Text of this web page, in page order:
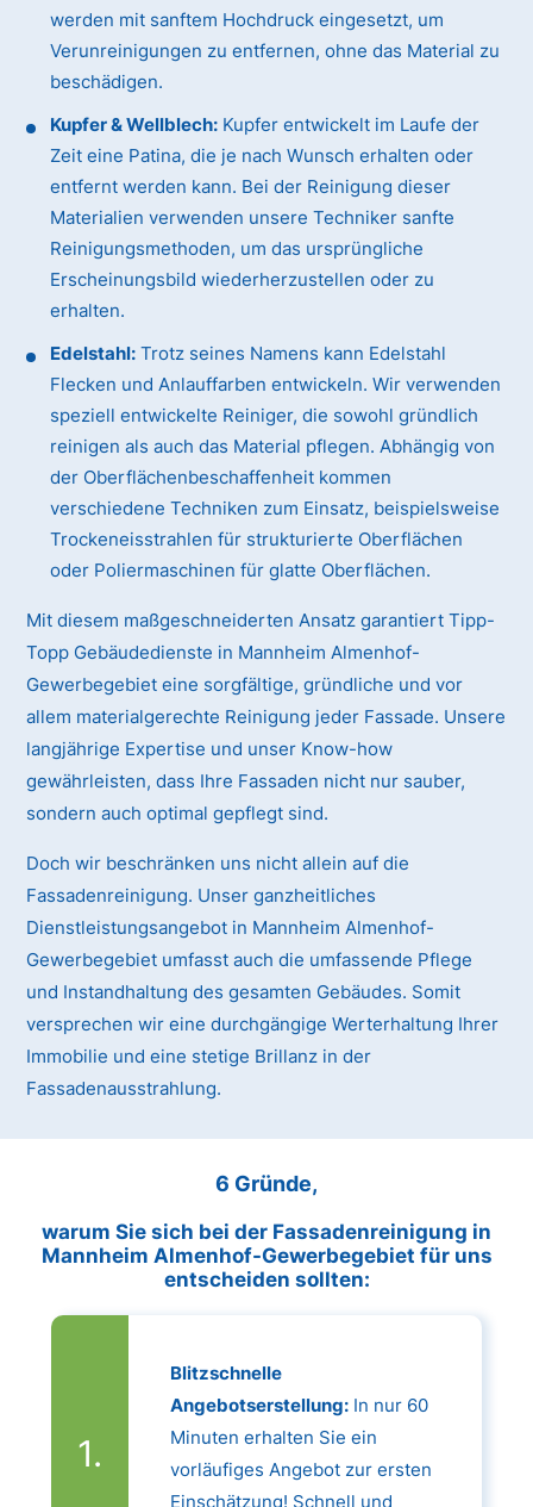
werden mit sanftem Hochdruck eingesetzt, um
Verunreinigungen zu entfernen, ohne das Material zu
beschädigen.
Kupfer & Wellblech: Kupfer entwickelt im Laufe der
Zeit eine Patina, die je nach Wunsch erhalten oder
entfernt werden kann. Bei der Reinigung dieser
Materialien verwenden unsere Techniker sanfte
Reinigungsmethoden, um das ursprüngliche
Erscheinungsbild wiederherzustellen oder zu
erhalten.
Edelstahl: Trotz seines Namens kann Edelstahl
Flecken und Anlauffarben entwickeln. Wir verwenden
speziell entwickelte Reiniger, die sowohl gründlich
reinigen als auch das Material pflegen. Abhängig von
der Oberflächenbeschaffenheit kommen
verschiedene Techniken zum Einsatz, beispielsweise
Trockeneisstrahlen für strukturierte Oberflächen
oder Poliermaschinen für glatte Oberflächen.
Mit diesem maßgeschneiderten Ansatz garantiert Tipp-
Topp Gebäudedienste in Mannheim Almenhof-
Gewerbegebiet eine sorgfältige, gründliche und vor
allem materialgerechte Reinigung jeder Fassade. Unsere
langjährige Expertise und unser Know-how
gewährleisten, dass Ihre Fassaden nicht nur sauber,
sondern auch optimal gepflegt sind.
Doch wir beschränken uns nicht allein auf die
Fassadenreinigung. Unser ganzheitliches
Dienstleistungsangebot in Mannheim Almenhof-
Gewerbegebiet umfasst auch die umfassende Pflege
und Instandhaltung des gesamten Gebäudes. Somit
versprechen wir eine durchgängige Werterhaltung Ihrer
Immobilie und eine stetige Brillanz in der
Fassadenausstrahlung.
6 Gründe,
warum Sie sich bei der Fassadenreinigung in
Mannheim Almenhof-Gewerbegebiet für uns
entscheiden sollten:
Blitzschnelle
Angebotserstellung:In nur 60
Minuten erhalten Sie ein
vorläufiges Angebot zur ersten
Einschätzung! Schnell und